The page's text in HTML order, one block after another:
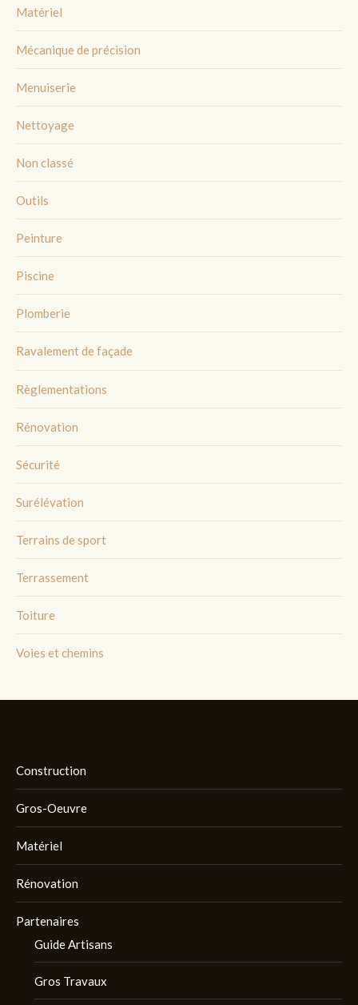
Matériel
Mécanique de précision
Menuiserie
Nettoyage
Non classé
Outils
Peinture
Piscine
Plomberie
Ravalement de façade
Règlementations
Rénovation
Sécurité
Surélévation
Terrains de sport
Terrassement
Toiture
Voies et chemins
Construction
Gros-Oeuvre
Matériel
Rénovation
Partenaires
Guide Artisans
Gros Travaux